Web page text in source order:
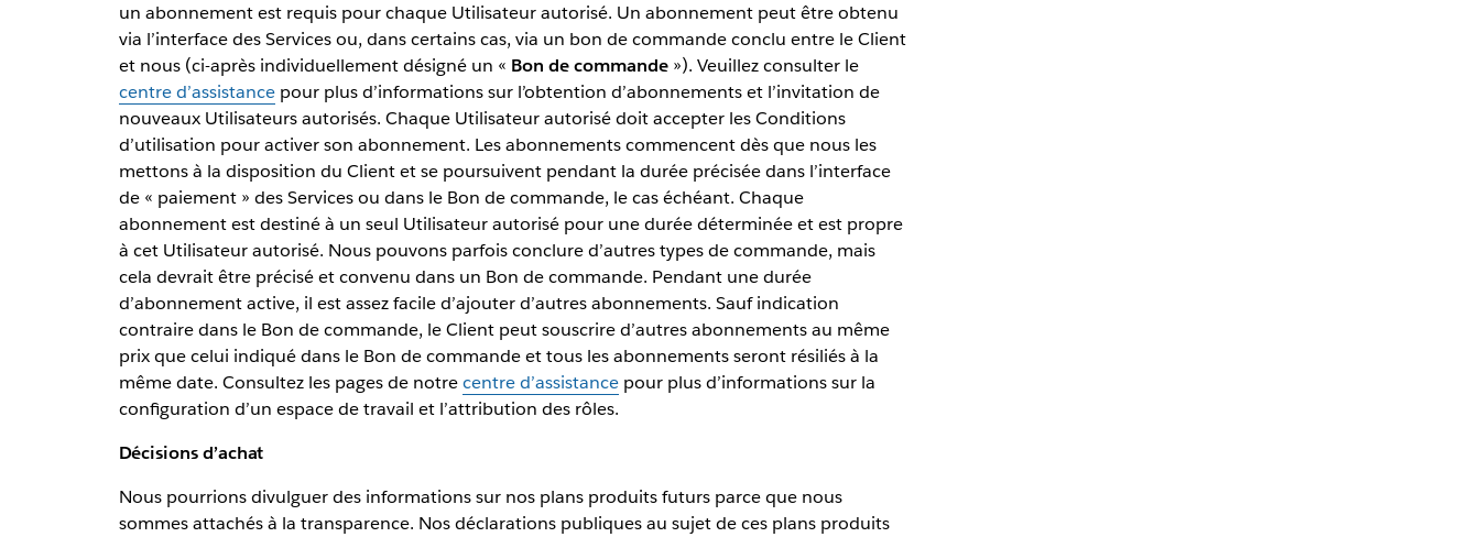
un abonnement est requis pour chaque Utilisateur autorisé. Un abonnement peut être obtenu
via l’interface des Services ou, dans certains cas, via un bon de commande conclu entre le Client
et nous (ci-après individuellement désigné un « Bon de commande»). Veuillez consulter le
centre d’assistancepour plus d’informations sur l’obtention d’abonnements et l’invitation de
nouveaux Utilisateurs autorisés. Chaque Utilisateur autorisé doit accepter les Conditions
d’utilisation pour activer son abonnement. Les abonnements commencent dès que nous les
mettons à la disposition du Client et se poursuivent pendant la durée précisée dans l’interface
de « paiement » des Services ou dans le Bon de commande, le cas échéant. Chaque
abonnement est destiné à un seul Utilisateur autorisé pour une durée déterminée et est propre
à cet Utilisateur autorisé. Nous pouvons parfois conclure d’autres types de commande, mais
cela devrait être précisé et convenu dans un Bon de commande. Pendant une durée
d’abonnement active, il est assez facile d’ajouter d’autres abonnements. Sauf indication
contraire dans le Bon de commande, le Client peut souscrire d’autres abonnements au même
prix que celui indiqué dans le Bon de commande et tous les abonnements seront résiliés à la
même date. Consultez les pages de notrecentre d’assistancepour plus d’informations sur la
configuration d’un espace de travail et l’attribution des rôles.
Décisions d’achat
Nous pourrions divulguer des informations sur nos plans produits futurs parce que nous
sommes attachés à la transparence. Nos déclarations publiques au sujet de ces plans produits